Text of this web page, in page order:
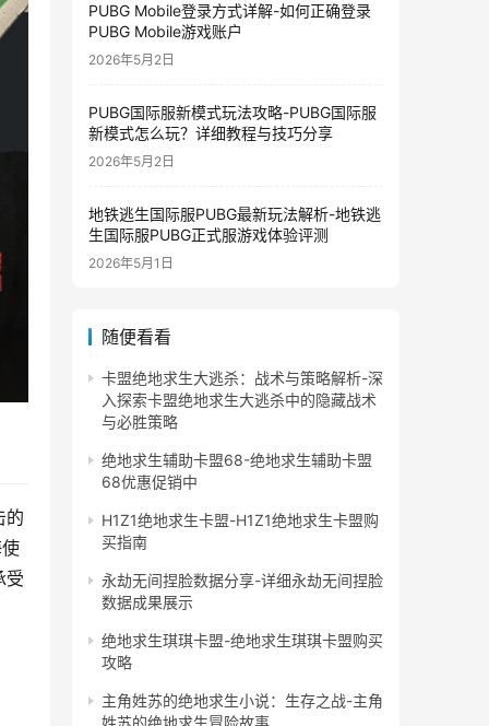
的
受
PUBG Mobile登录方式详解-如何正确登录
PUBG Mobile游戏账户
2026年5月2日
PUBG国际服新模式玩法攻略-PUBG国际服
新模式怎么玩？详细教程与技巧分享
2026年5月2日
地铁逃生国际服PUBG最新玩法解析-地铁逃
生国际服PUBG正式服游戏体验评测
2026年5月1日
随便看看
卡盟绝地求生大逃杀：战术与策略解析-深
入探索卡盟绝地求生大逃杀中的隐藏战术
与必胜策略
绝地求生辅助卡盟68-绝地求生辅助卡盟
68优惠促销中
H1Z1绝地求生卡盟-H1Z1绝地求生卡盟购
买指南
永劫无间捏脸数据分享-详细永劫无间捏脸
数据成果展示
绝地求生琪琪卡盟-绝地求生琪琪卡盟购买
攻略
主角姓苏的绝地求生小说：生存之战-主角
姓苏的绝地求生冒险故事